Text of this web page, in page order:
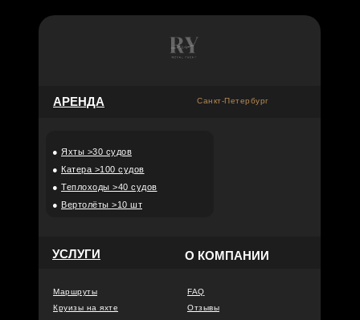
FAQ
Отзывы
Маршруты
Круизы на яхте
АРЕНДА
О КОМПАНИИ
● Яхты >30 судов
● Катера >100 судов
● Теплоходы >40 судов
● Вертолёты >10 шт
Санкт-Петербург
УСЛУГИ